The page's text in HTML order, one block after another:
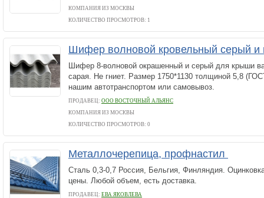
КОМПАНИЯ ИЗ МОСКВЫ
КОЛИЧЕСТВО ПРОСМОТРОВ: 1
Шифер волновой кровельный серый и
Шифер 8-волновой окрашенный и серый для крыши
сарая. Не гниет. Размер 1750*1130 толщиной 5,8
нашим автотранспортом или самовывоз.
ПРОДАВЕЦ: ООО ВОСТОЧНЫЙ АЛЬЯНС
КОМПАНИЯ ИЗ МОСКВЫ
КОЛИЧЕСТВО ПРОСМОТРОВ: 0
Металлочерепица, профнастил
Сталь 0,3-0,7 Россия, Бельгия, Финляндия.
цены. Любой объем, есть доставка.
ПРОДАВЕЦ: ЕВА ЯКОВЛЕВА